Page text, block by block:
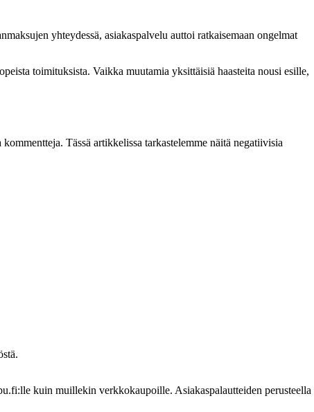
yhteydessä, asiakaspalvelu auttoi ratkaisemaan ongelmat
toimituksista. Vaikka muutamia yksittäisiä haasteita nousi esille,
Tässä artikkelissa tarkastelemme näitä negatiivisia
kuin muillekin verkkokaupoille. Asiakaspalautteiden perusteella